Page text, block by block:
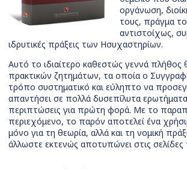
οργάνωση,
τους, πράγμα
αντιστοίχως,
ιδρυτικές πράξεις των Ησυχαστηρίων.
Αυτό το ιδιαίτερο καθεστώς γεννά πλήθος
πρακτικών ζητημάτων, τα οποία ο
τρόπο συστηματικό και εύληπτο να
απαντήσει σε πολλά δυσεπίλυτα
περιπτώσεις για πρώτη φορά. Με το
περιεχόμενο, το παρόν αποτελεί ένα
μόνο για τη θεωρία, αλλά και τη νομική
άλλωστε εκτενώς αποτυπώνει στις σελίδες